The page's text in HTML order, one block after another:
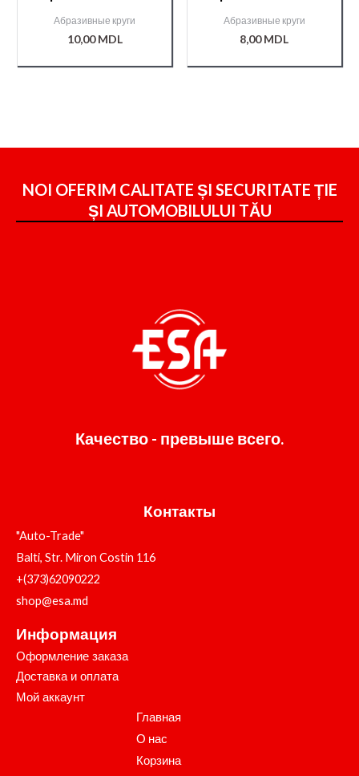
P320
Абразивные круги
10,00MDL
Абразивные круги
8,00MDL
NOI OFERIM CALITATE ȘI SECURITATE ȚIE
ȘI AUTOMOBILULUI TĂU
Качество - превыше всего.
Контакты
"Auto-Trade"
Balti, Str. Miron Costin 116
+(373)62090222
shop@esa.md
Информация
Оформление заказа
Доставка и оплата
Мой аккаунт
Главная
О нас
Корзина